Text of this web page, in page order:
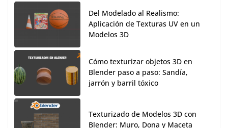
Del Modelado al Realismo:
Aplicación de Texturas UV en un
Modelos 3D
Cómo texturizar objetos 3D en
Blender paso a paso: Sandía,
jarrón y barril tóxico
Texturizado de Modelos 3D con
Blender: Muro, Dona y Maceta